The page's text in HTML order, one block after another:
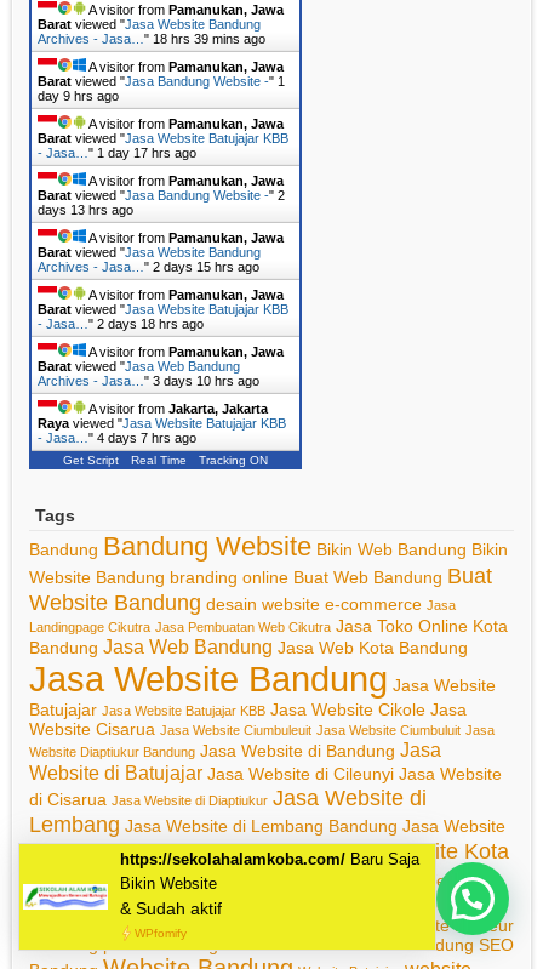
A visitor from Pamanukan, Jawa
Barat viewed "Jasa Website Bandung
Archives - Jasa… " 18 hrs 39 mins ago
A visitor from Pamanukan, Jawa
Barat viewed "Jasa Bandung Website -" 1
day 9 hrs ago
A visitor from Pamanukan, Jawa
Barat viewed "Jasa Website Batujajar KBB
- Jasa… " 1 day 17 hrs ago
A visitor from Pamanukan, Jawa
Barat viewed "Jasa Bandung Website -" 2
days 13 hrs ago
A visitor from Pamanukan, Jawa
Barat viewed "Jasa Website Bandung
Archives - Jasa… " 2 days 15 hrs ago
A visitor from Pamanukan, Jawa
Barat viewed "Jasa Website Batujajar KBB
- Jasa… " 2 days 18 hrs ago
A visitor from Pamanukan, Jawa
Barat viewed "Jasa Web Bandung
Archives - Jasa… " 3 days 10 hrs ago
A visitor from Jakarta, Jakarta
Raya viewed "Jasa Website Batujajar KBB
- Jasa… " 4 days 7 hrs ago
Get Script Real Time Tracking ON
Tags
Bandung Bandung Website Bikin Web Bandung Bikin
Website Bandung branding online Buat Web Bandung Buat
Website Bandung desain website e-commerce Jasa
Landingpage Cikutra Jasa Pembuatan Web Cikutra Jasa Toko Online Kota
Bandung Jasa Web Bandung Jasa Web Kota Bandung
Jasa Website Bandung Jasa Website
Batujajar Jasa Website Batujajar KBB Jasa Website Cikole Jasa
Website Cisarua Jasa Website Ciumbuleuit Jasa Website Ciumbuluit Jasa
Website Diaptiukur Bandung Jasa Website di Bandung Jasa
Website di Batujajar Jasa Website di Cileunyi Jasa Website
di Cisarua Jasa Website di Diaptiukur Jasa Website di
Lembang Jasa Website di Lembang Bandung Jasa Website
Gegerkalong Jasa Website Jatinangor Jasa Website Kota
Bandung Jasa Website Lembang
Jasa Website
Lembang Bandung Jasa Website Murah
Jasa Website
Murah di Batujajar
Jasa Website Pasteur
Jasa Website Pasteur
pemasaran digital Pembuatan Website Bandung SEO
Mau Bikin Website Apa Kak?